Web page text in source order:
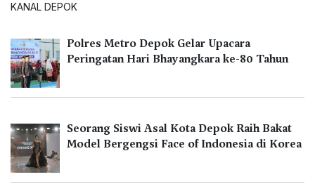
KANAL DEPOK
Polres Metro Depok Gelar Upacara
Peringatan Hari Bhayangkara ke-80 Tahun
Seorang Siswi Asal Kota Depok Raih Bakat
Model Bergengsi Face of Indonesia di Korea